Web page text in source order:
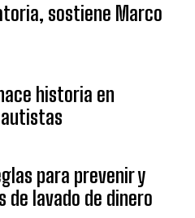
sostiene Marco
historia en
para prevenir y
lavado de dinero